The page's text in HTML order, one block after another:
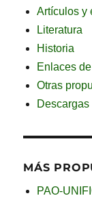
Artículos y
Literatura
Historia
Enlaces
Otras
Descargas
MÁS
PAO-